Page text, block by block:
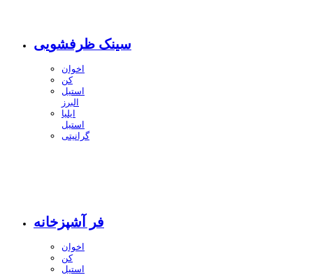
سینک ظرفشویی
اخوان
کن
استیل
البرز
ایلیا
استیل
گرانیتی
فر آشپزخانه
اخوان
کن
استیل